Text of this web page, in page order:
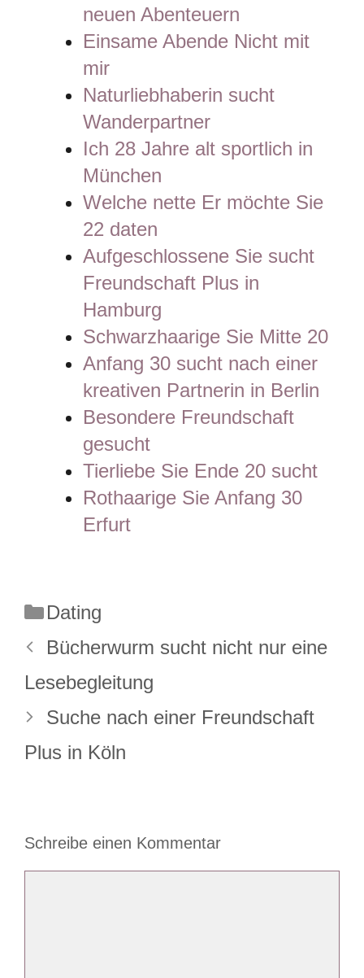
neuen Abenteuern
Einsame Abende Nicht mit
mir
Naturliebhaberin sucht
Wanderpartner
Ich 28 Jahre alt sportlich in
München
Welche nette Er möchte Sie
22 daten
Aufgeschlossene Sie sucht
Freundschaft Plus in
Hamburg
Schwarzhaarige Sie Mitte 20
Anfang 30 sucht nach einer
kreativen Partnerin in Berlin
Besondere Freundschaft
gesucht
Tierliebe Sie Ende 20 sucht
Rothaarige Sie Anfang 30
Erfurt
Kategorien
Dating
Bücherwurm sucht nicht nur eine
Lesebegleitung
Suche nach einer Freundschaft
Plus in Köln
Schreibe einen Kommentar